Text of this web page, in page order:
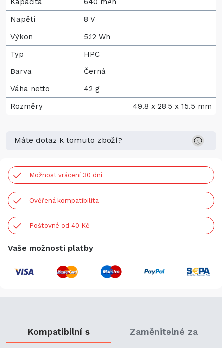
Napětí
8 V
Výkon
5.12 Wh
Typ
HPC
Barva
Černá
Váha netto
42 g
Rozměry
49.8 x 28.5 x 15.5 mm
Máte dotaz k tomuto zboží?
Možnost vrácení 30 dní
Ověřená kompatibilita
Poštovné od 40 Kč
Vaše možnosti platby
Kompatibilní s Zaměnitelné za